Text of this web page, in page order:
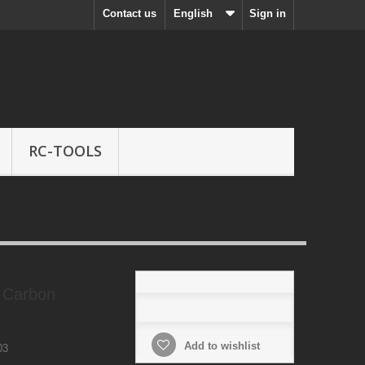
Sign in
English
Contact us
RC-TOOLS
Add to wishlist